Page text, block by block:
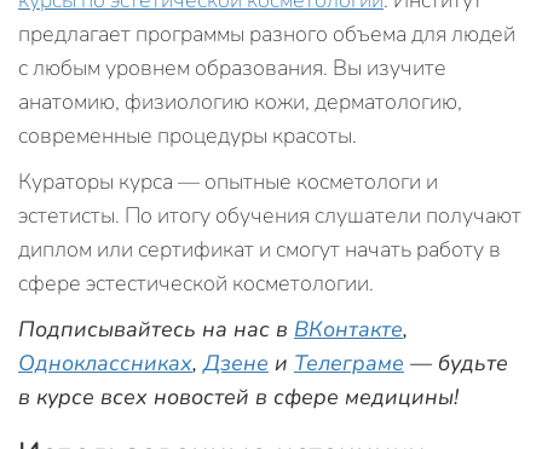
предлагает программы разного объема для людей
с любым уровнем образования. Вы изучите
анатомию, физиологию кожи, дерматологию,
современные процедуры красоты.
Кураторы курса — опытные косметологи и
эстетисты. По итогу обучения слушатели получают
диплом или сертификат и смогут начать работу в
сфере эстестической косметологии.
Подписывайтесь на нас в ВКонтакте,
Одноклассниках,Дзене и Телеграме — будьте
в курсе всех новостей в сфере медицины!